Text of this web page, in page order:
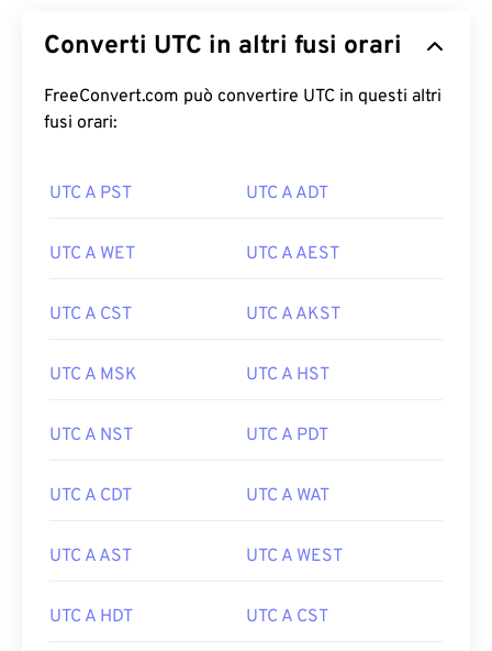
Converti UTC in altri fusi orari
FreeConvert.com può convertire UTC in questi altri
fusi orari:
UTC A PST UTC A ADT
UTC A WET UTC A AEST
UTC A CST UTC A AKST
UTC A MSK UTC A HST
UTC A NST UTC A PDT
UTC A CDT UTC A WAT
UTC A AST UTC A WEST
UTC A HDT UTC A CST